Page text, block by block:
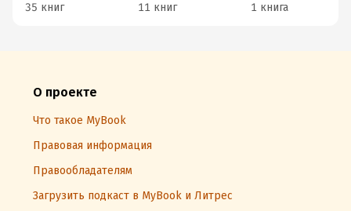
35 книг 11 книг 1 книга
О проекте
Что такое MyBook
Правовая информация
Правообладателям
Загрузить подкаст в MyBook и Литрес